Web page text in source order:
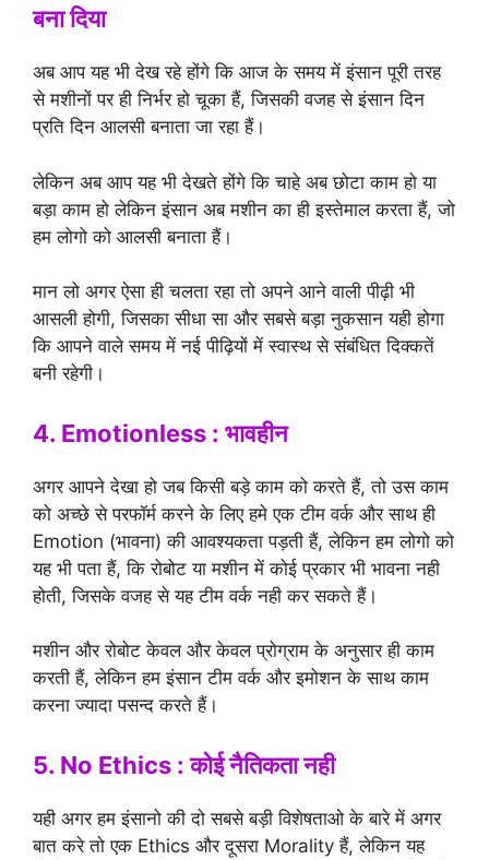
बना दिया
अब आप यह भी देख रहे होंगे कि आज के समय में इंसान पूरी तरह
से मशीनों पर ही निर्भर हो चूका हैं, जिसकी वजह से इंसान दिन
प्रति दिन आलसी बनाता जा रहा हैं।
लेकिन अब आप यह भी देखते होंगे कि चाहे अब छोटा काम हो या
बड़ा काम हो लेकिन इंसान अब मशीन का ही इस्तेमाल करता हैं, जो
हम लोगो को आलसी बनाता हैं।
मान लो अगर ऐसा ही चलता रहा तो अपने आने वाली पीढ़ी भी
आसली होगी, जिसका सीधा सा और सबसे बड़ा नुकसान यही होगा
कि आपने वाले समय में नई पीढ़ियों में स्वास्थ से संबंधित दिक्कतें
बनी रहेगी।
4. Emotionless : भावहीन
अगर आपने देखा हो जब किसी बड़े काम को करते हैं, तो उस काम
को अच्छे से परफॉर्म करने के लिए हमे एक टीम वर्क और साथ ही
Emotion (भावना) की आवश्यकता पड़ती हैं, लेकिन हम लोगो को
यह भी पता हैं, कि रोबोट या मशीन में कोई प्रकार भी भावना नही
होती, जिसके वजह से यह टीम वर्क नही कर सकते हैं।
मशीन और रोबोट केवल और केवल प्रोग्राम के अनुसार ही काम
करती हैं, लेकिन हम इंसान टीम वर्क और इमोशन के साथ काम
करना ज्यादा पसन्द करते हैं।
5. No Ethics : कोई नैतिकता नही
यही अगर हम इंसानो की दो सबसे बड़ी विशेषताओ के बारे में अगर
बात करे तो एक Ethics और दूसरा Morality हैं, लेकिन यह